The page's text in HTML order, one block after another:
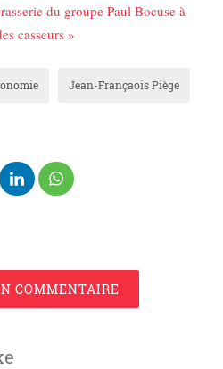
du groupe Paul Bocuse à
casseurs »
Jean-Françaois Piège
COMMENTAIRE